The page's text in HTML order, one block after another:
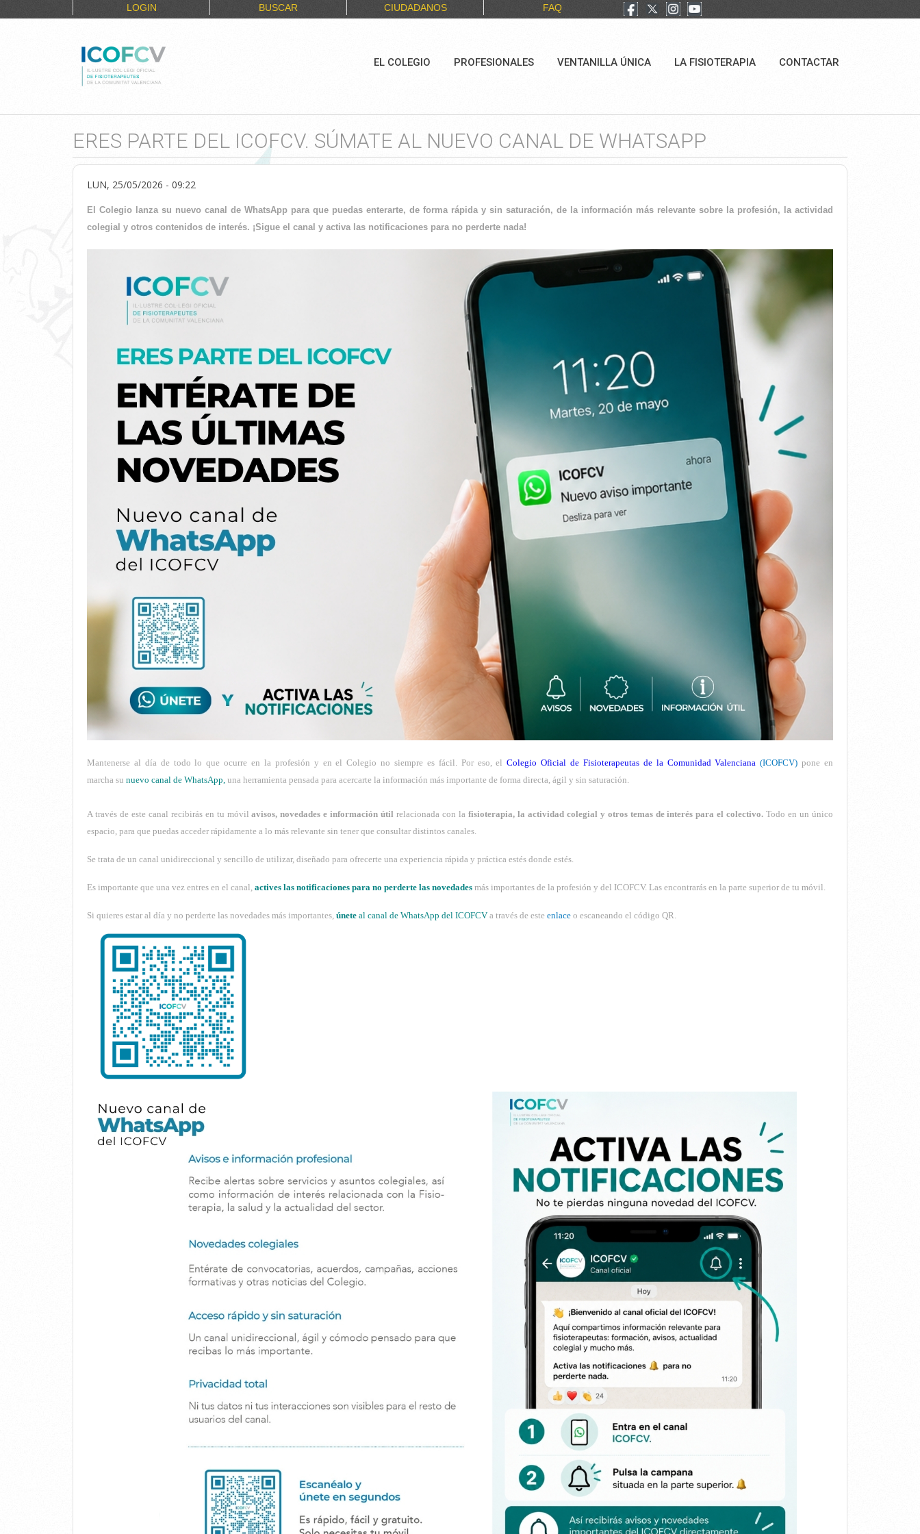
LOGIN BUSCAR CIUDADANOS FAQ
EL COLEGIO PROFESIONALES VENTANILLA ÚNICA LA FISIOTERAPIA CONTACTAR
ERES PARTE DEL ICOFCV. SÚMATE AL NUEVO CANAL DE WHATSAPP
LUN, 25/05/2026 - 09:22
El Colegio lanza su nuevo canal de WhatsApp para que puedas enterarte, de forma rápida y sin saturación, de la información más relevante sobre la profesión, la actividad
colegial y otros contenidos de interés. ¡Sigue el canal y activa las notificaciones para no perderte nada!
Mantenerse al día de todo lo que ocurre en la profesión y en el Colegio no siempre es fácil. Por eso, elColegio Oficial de Fisioterapeutas de la Comunidad Valenciana (ICOFCV) pone en
marcha su nuevo canal de WhatsApp, una herramienta pensada para acercarte la información más importante de forma directa, ágil y sin saturación.
A través de este canal recibirás en tu móvilavisos, novedades e información útil relacionada con la fisioterapia, la actividad colegial y otros temas de interés para el colectivo. Todo en un único
espacio, para que puedas acceder rápidamente a lo más relevante sin tener que consultar distintos canales.
Se trata de un canal unidireccional y sencillo de utilizar, diseñado para ofrecerte una experiencia rápida y práctica estés donde estés.
Es importante que una vez entres en el canal, actives las notificaciones para no perderte las novedades más importantes de la profesión y del ICOFCV. Las encontrarás en la parte superior de tu móvil.
Si quieres estar al día y no perderte las novedades más importantes, únete al canal de WhatsApp del ICOFCV a través de este enlace o escaneando el código QR.